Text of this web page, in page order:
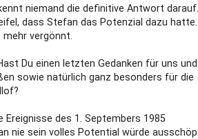
niemand die definitive Antwort darauf.
dass Stefan das Potenzial dazu hatte.
mehr vergönnt.
Du einen letzten Gedanken für uns
sowie natürlich ganz besonders für die
Ereignisse des 1. Septembers 1985
nie sein volles Potential würde